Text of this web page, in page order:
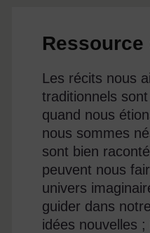
Les récits nous
traditionnels
quand nous
nous sommes
sont bien
peuvent nous
univers
guider dans
idées nouvelles